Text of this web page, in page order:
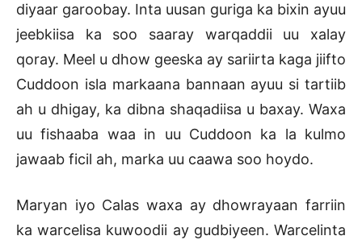
diyaar garoobay. Inta uusan guriga ka bixin ayuu
jeebkiisa ka soo saaray warqaddii uu xalay
qoray. Meel u dhow geeska ay sariirta kaga jiifto
Cuddoon isla markaana bannaan ayuu si tartiib
ah u dhigay, ka dibna shaqadiisa u baxay. Waxa
uu fishaaba waa in uu Cuddoon ka la kulmo
jawaab ficil ah, marka uu caawa soo hoydo.
Maryan iyo Calas waxa ay dhowrayaan farriin
ka warcelisa kuwoodii ay gudbiyeen. Warcelinta